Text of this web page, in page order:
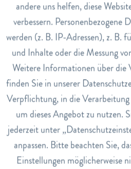
Giessen Sie den Tee mit
und lassen Sie ihn mindestens 5
Art.Nr.
5478611
EAN
7612102300334
Lagerbestand
Bewertungen0
Marketing
Tracking
Service
andere uns helfen, diese
verbessern. Personenbezogene
werden (z. B. IP-Adressen), z. B.
und Inhalte oder die Messung
Weitere Informationen über die
finden Sie in unserer
Verpflichtung, in die
um dieses Angebot zu nutzen.
jederzeit unter
anpassen. Bitte beachten Sie,
Einstellungen möglicherweise